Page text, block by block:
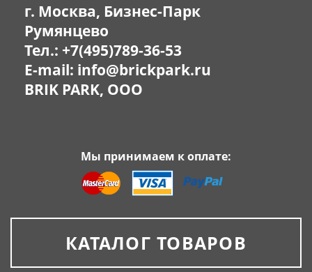
г. Москва, Бизнес-Парк
Румянцево
Тел.: +7(495)789-36-53
E-mail: info@brickpark.ru
BRIK PARK, OOO
Мы принимаем к оплате:
КАТАЛОГ ТОВАРОВ